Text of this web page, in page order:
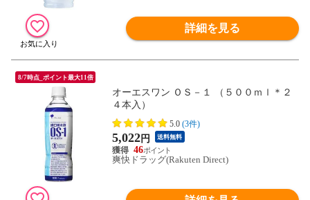
詳細を見る
8/7時点_ポイント最大11倍
オーエスワン ＯＳ－１ （５００ｍｌ＊２
４本入）
5.0 (3件)
5,022円 送料無料
46
爽快ドラッグ(Rakuten Direct)